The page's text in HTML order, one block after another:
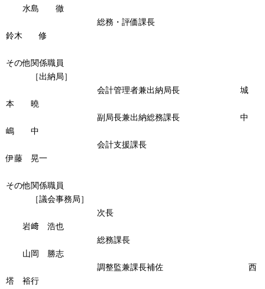
水島 徹
総務・評価課長
鈴木 修
その他関係職員
［出納局］
会計管理者兼出納局長 城
本 曉
副局長兼出納総務課長 中
嶋 中
会計支援課長
伊藤 晃一
その他関係職員
［議会事務局］
次長
岩﨑 浩也
総務課長
山岡 勝志
調整監兼課長補佐 西
塔 裕行